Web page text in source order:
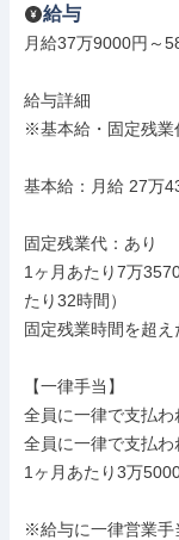
給与
月給37万9000円～
給与詳細
※基本給・固定残業
基本給：月給 27万
固定残業代：あり
1ヶ月あたり7万
たり32時間）
固定残業時間を超
【一律手当】
全員に一律で支払
全員に一律で支払
1ヶ月あたり3万
※給与に一律営業手